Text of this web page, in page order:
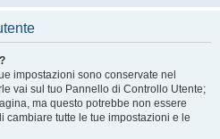
impostazioni sono conservate nel
vai sul tuo Pannello di Controllo Utente;
ma questo potrebbe non essere
cambiare tutte le tue impostazioni e le